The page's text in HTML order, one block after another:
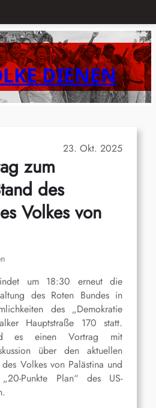
DIENEN
23. Okt. 2025
zum
des
Volkes von
um 18:30 erneut die
des Roten Bundes in
des „Demokratie
Hauptstraße 170 statt.
es einen Vortrag mit
über den aktuellen
Volkes von Palästina und
Punkte Plan“ des US-